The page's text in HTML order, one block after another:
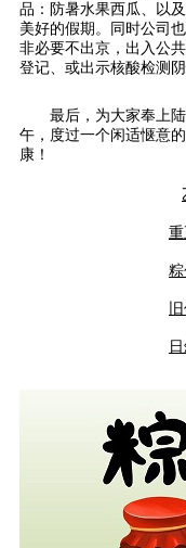
品：防暑水果西瓜、以
美好的假期。同时公司
非必要不出京，出入公
登记、或出示核酸检测阴
最后，为大家奉上
午，度过一个闲适惬意
康！
重
粽